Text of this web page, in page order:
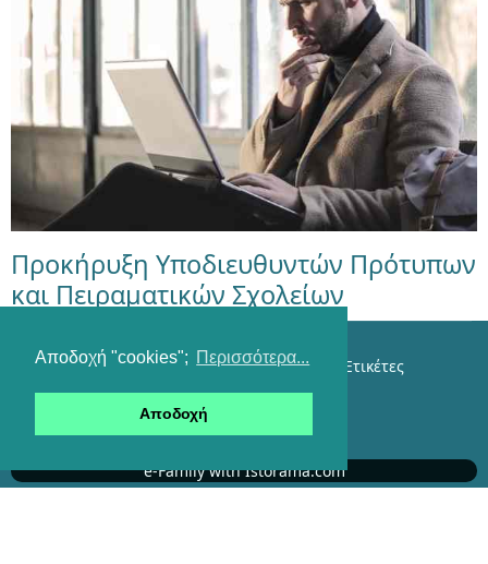
Αποδοχή "cookies"; Περισσότερα...
Αποδοχή
Προκήρυξη Υποδιευθυντών Πρότυπων
και Πειραματικών Σχολείων
Επικοινωνία Όροι χρήσης Αναζήτηση
Ετικέτες
Είσοδος
e-Family with Istorama.com